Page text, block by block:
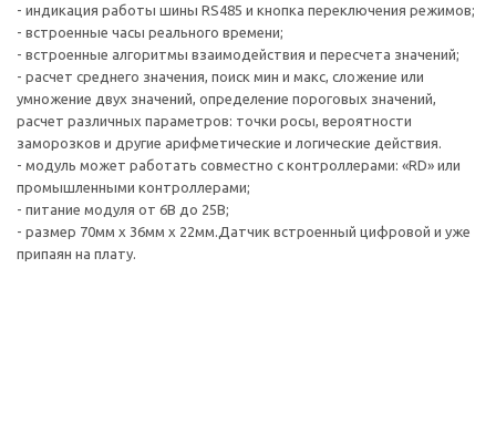
- индикация работы шины RS485 и кнопка переключения режимов;
- встроенные часы реального времени;
- встроенные алгоритмы взаимодействия и пересчета значений;
- расчет среднего значения, поиск мин и макс, сложение или
умножение двух значений, определение пороговых значений,
расчет различных параметров: точки росы, вероятности
заморозков и другие арифметические и логические действия.
- модуль может работать совместно с контроллерами: «RD» или
промышленными контроллерами;
- питание модуля от 6В до 25В;
- размер 70мм х 36мм х 22мм.Датчик встроенный цифровой и уже
припаян на плату.